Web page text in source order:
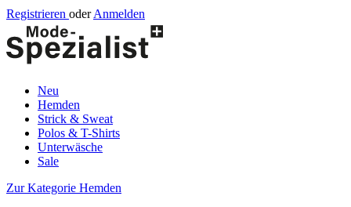
Registrieren oder Anmelden
Neu
Hemden
Strick & Sweat
Polos & T-Shirts
Unterwäsche
Sale
Zur Kategorie Hemden